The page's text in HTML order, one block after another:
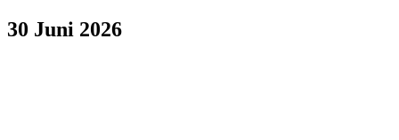
30 Juni 2026